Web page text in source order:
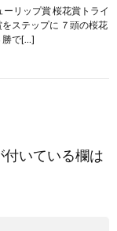
リップ賞 桜花賞トライ
ステップに ７頭の桜花
勝で[…]
付いている欄は